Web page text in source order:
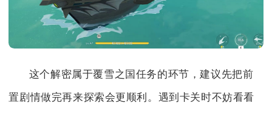
这个解密属于覆雪之国任务的环节，建议先把前
置剧情做完再来探索会更顺利。遇到卡关时不妨看看